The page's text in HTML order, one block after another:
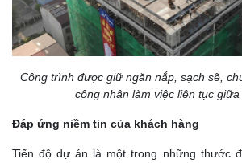
Công trình được giữ ngăn nắp, sạch sẽ,
công nhân làm việc liên tục
Đáp ứng niềm tin của khách hàng
Tiến độ dự án là một trong những thước